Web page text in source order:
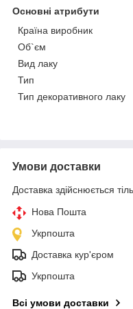
Основні атрибути
Країна виробник
Об`єм
Вид лаку
Тип
Тип декоративного лаку
Умови доставки
Доставка здійснюється
Нова Пошта
Укрпошта
Доставка кур'єром
Укрпошта
Всі умови доставки